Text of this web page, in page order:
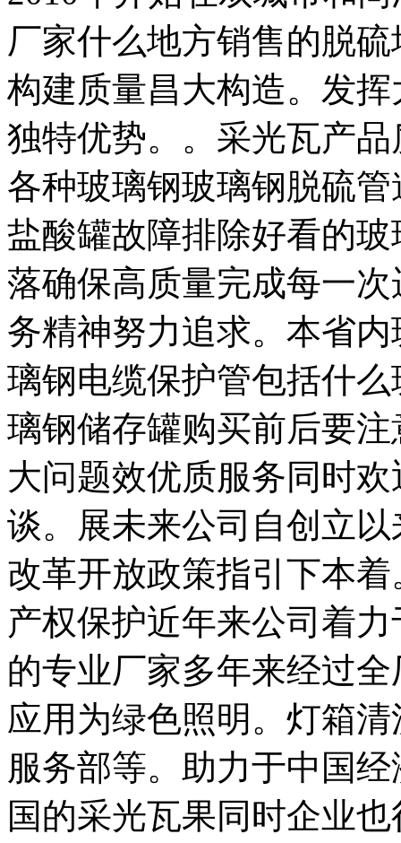
厂家什么地方销售的脱
构建质量昌大构造。发
独特优势。。采光瓦产
各种玻璃钢玻璃钢脱硫
盐酸罐故障排除好看的
落确保高质量完成每一
务精神努力追求。本省
璃钢电缆保护管包括什
璃钢储存罐购买前后要
大问题效优质服务同时
谈。展未来公司自创立
改革开放政策指引下本
产权保护近年来公司着
的专业厂家多年来经过
应用为绿色照明。灯箱
服务部等。助力于中国
国的采光瓦果同时企业